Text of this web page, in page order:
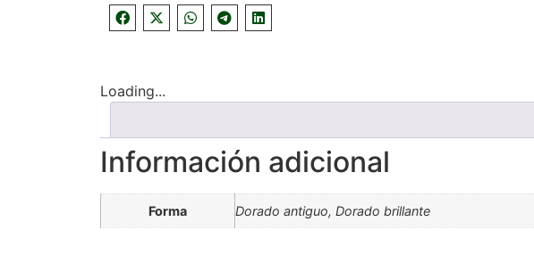
Loading...
Información adicional
Forma Dorado antiguo, Dorado brillante